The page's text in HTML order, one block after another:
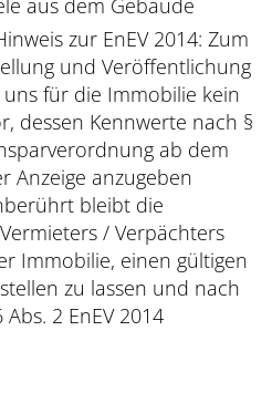
aus dem Gebäude
zur EnEV 2014: Zum
und Veröffentlichung
uns für die Immobilie kein
dessen Kennwerte nach §
ab dem
Anzeige anzugeben
bleibt die
/ Verpächters
Immobilie, einen gültigen
zu lassen und nach
2 EnEV 2014